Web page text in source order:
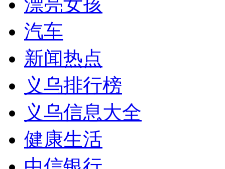
汽车
新闻热点
义乌排行榜
义乌信息大全
健康生活